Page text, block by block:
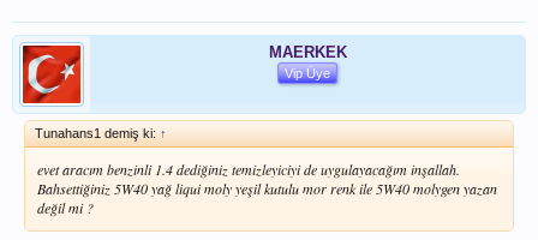
MAERKEK
Vip Üye
Tunahans1 demiş ki: ↑
evet aracım benzinli 1.4 dediğiniz temizleyiciyi de uygulayacağım inşallah.
Bahsettiğiniz 5W40 yağ liqui moly yeşil kutulu mor renk ile 5W40 molygen yazan
değil mi ?